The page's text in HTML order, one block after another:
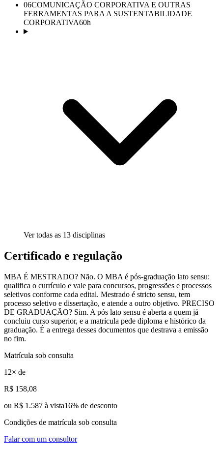
06COMUNICAÇÃO CORPORATIVA E OUTRAS
FERRAMENTAS PARA A SUSTENTABILIDADE
CORPORATIVA60h
Ver todas as 13 disciplinas
Certificado e regulação
MBA É MESTRADO? Não. O MBA é pós-graduação lato sensu:
qualifica o currículo e vale para concursos, progressões e processos
seletivos conforme cada edital. Mestrado é stricto sensu, tem
processo seletivo e dissertação, e atende a outro objetivo. PRECISO
DE GRADUAÇÃO? Sim. A pós lato sensu é aberta a quem já
concluiu curso superior, e a matrícula pede diploma e histórico da
graduação. É a entrega desses documentos que destrava a emissão
no fim.
Matrícula sob consulta
12× de
R$ 158,08
ou R$ 1.587 à vista16% de desconto
Condições de matrícula sob consulta
Falar com um consultor